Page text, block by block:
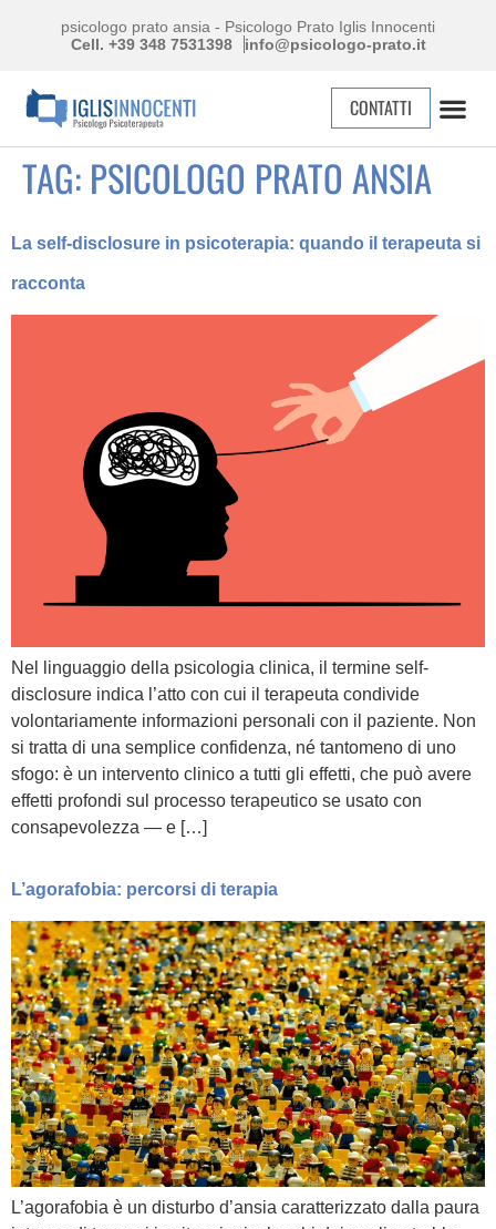
psicologo prato ansia - Psicologo Prato Iglis Innocenti
Cell. +39 348 7531398
info@psicologo-prato.it
CONTATTI
TAG: PSICOLOGO PRATO ANSIA
La self-disclosure in psicoterapia: quando il terapeuta si
racconta
Nel linguaggio della psicologia clinica, il termine self-
disclosure indica l’atto con cui il terapeuta condivide
volontariamente informazioni personali con il paziente. Non
si tratta di una semplice confidenza, né tantomeno di uno
sfogo: è un intervento clinico a tutti gli effetti, che può avere
effetti profondi sul processo terapeutico se usato con
consapevolezza — e […]
L’agorafobia: percorsi di terapia
L’agorafobia è un disturbo d’ansia caratterizzato dalla paura